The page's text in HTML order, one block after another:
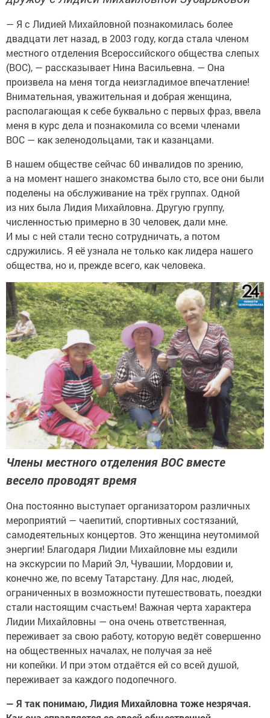
— Я с Лидией Михайловной познакомилась более
двадцати лет назад, в 2003 году, когда стала членом
местного отделения Всероссийского общества слепых
(ВОС), — рассказывает Нина Васильевна. — Она
произвела на меня тогда неизгладимое впечатление!
Внимательная, уважительная и добрая женщина,
располагающая к себе буквально с первых фраз, ввела
меня в курс дела и познакомила со всеми членами
ВОС — как зеленодольцами, так и казанцами.
В нашем обществе сейчас 60 инвалидов по зрению,
а на момент нашего знакомства было сто, все они были
поделены на обслуживание на трёх группах. Одной
из них была Лидия Михайловна. Другую группу,
численностью примерно в 30 человек, дали мне.
И мы с ней стали тесно сотрудничать, а потом
сдружились. Я её узнала не только как лидера нашего
общества, но и, прежде всего, как человека.
Члены местного отделения ВОС вместе
весело проводят время
Она постоянно выступает организатором различных
мероприятий — чаепитий, спортивных состязаний,
самодеятельных концертов. Это женщина неутомимой
энергии! Благодаря Лидии Михайловне мы ездили
на экскурсии по Марий Эл, Чувашии, Мордовии и,
конечно же, по всему Татарстану. Для нас, людей,
ограниченных в возможности путешествовать, поездки
стали настоящим счастьем! Важная черта характера
Лидии Михайловны — она очень ответственная,
переживает за свою работу, которую ведёт совершенно
на общественных началах, не получая за неё
ни копейки. И при этом отдаётся ей со всей душой,
переживает за каждого подопечного.
— Я так понимаю, Лидия Михайловна тоже незрячая.